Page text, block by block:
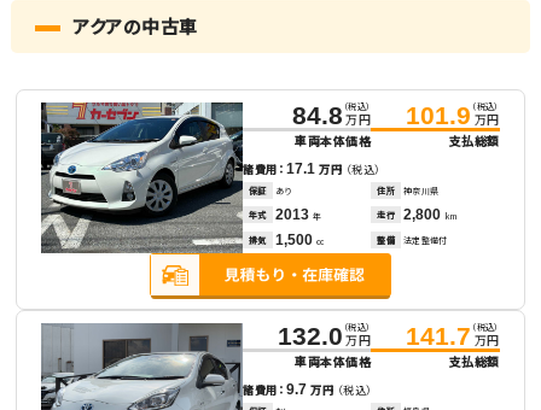
アクアの中古車
84.8 （税込）
万円
車両本体価格
101.9 （税込）
万円
支払総額
諸費用：17.1万円 （税込）
保証 あり 住所 神奈川県
年式 2013 年 走行 2,800 km
排気 1,500 cc 整備 法定整備付
132.0 （税込）
万円
車両本体価格
141.7 （税込）
万円
支払総額
諸費用：9.7万円 （税込）